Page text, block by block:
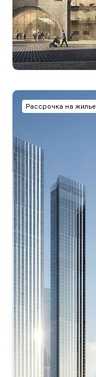
Рассрочка на жилье